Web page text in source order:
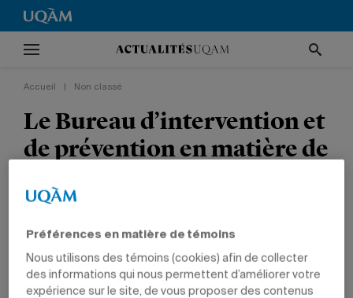
Accueil Non classé
Le Bureau d’intervention et
de prévention en matière de
sondage destiné au
personnel de soutien de
l’UQAM
Préférences en matière de témoins
Nous utilisons des témoins (cookies) afin de collecter
des informations qui nous permettent d’améliorer votre
expérience sur le site, de vous proposer des contenus